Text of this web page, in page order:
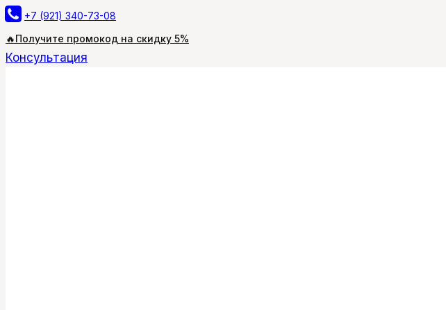
Перейти
к
содержимому
+7 (921) 340-73-08
🔥Получите промокод на скидку 5%
Консультация